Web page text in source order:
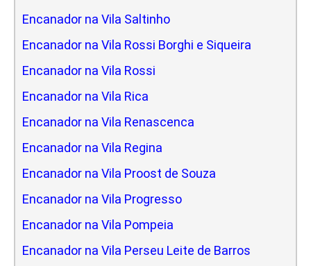
Encanador na Vila Saltinho
Encanador na Vila Rossi Borghi e Siqueira
Encanador na Vila Rossi
Encanador na Vila Rica
Encanador na Vila Renascenca
Encanador na Vila Regina
Encanador na Vila Proost de Souza
Encanador na Vila Progresso
Encanador na Vila Pompeia
Encanador na Vila Perseu Leite de Barros